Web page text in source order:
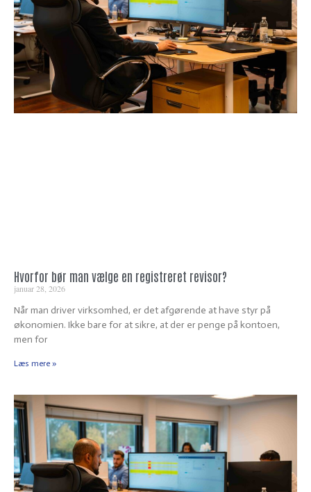
Hvorfor bør man vælge en registreret revisor?
januar 28, 2026
Når man driver virksomhed, er det afgørende at have styr på
økonomien. Ikke bare for at sikre, at der er penge på kontoen,
men for
Læs mere »